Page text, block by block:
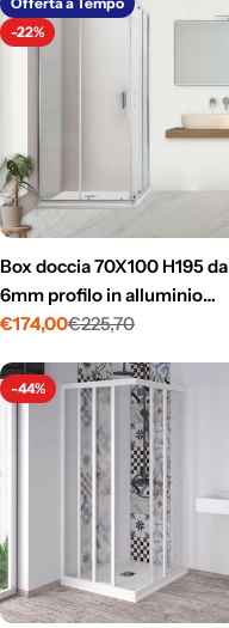
-22%
Box doccia 70X100 H195 da
6mm profilo in alluminio
cromo vetro trasparente
Prezzo
vendita
€174,00
Prezzo €225,70
-44%